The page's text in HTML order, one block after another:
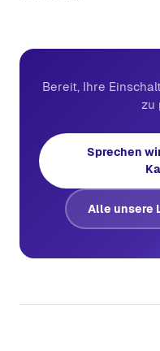
Bereit, Ihre
zu
Sprechen
Alle unsere